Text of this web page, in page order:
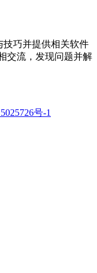
技巧并提供相关软件
交流，发现问题并解
号-1